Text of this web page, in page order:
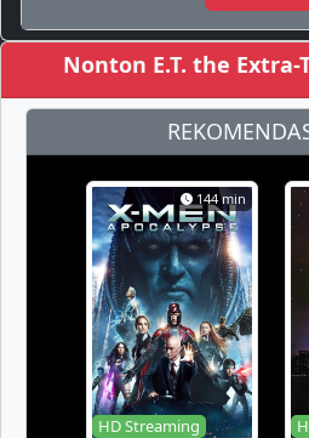
Nonton E.T. the Extra-
144 min
HD Streaming